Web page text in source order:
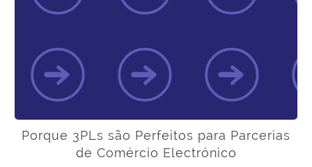
Porque 3PLs são Perfeitos para Parcerias
de Comércio Electrónico